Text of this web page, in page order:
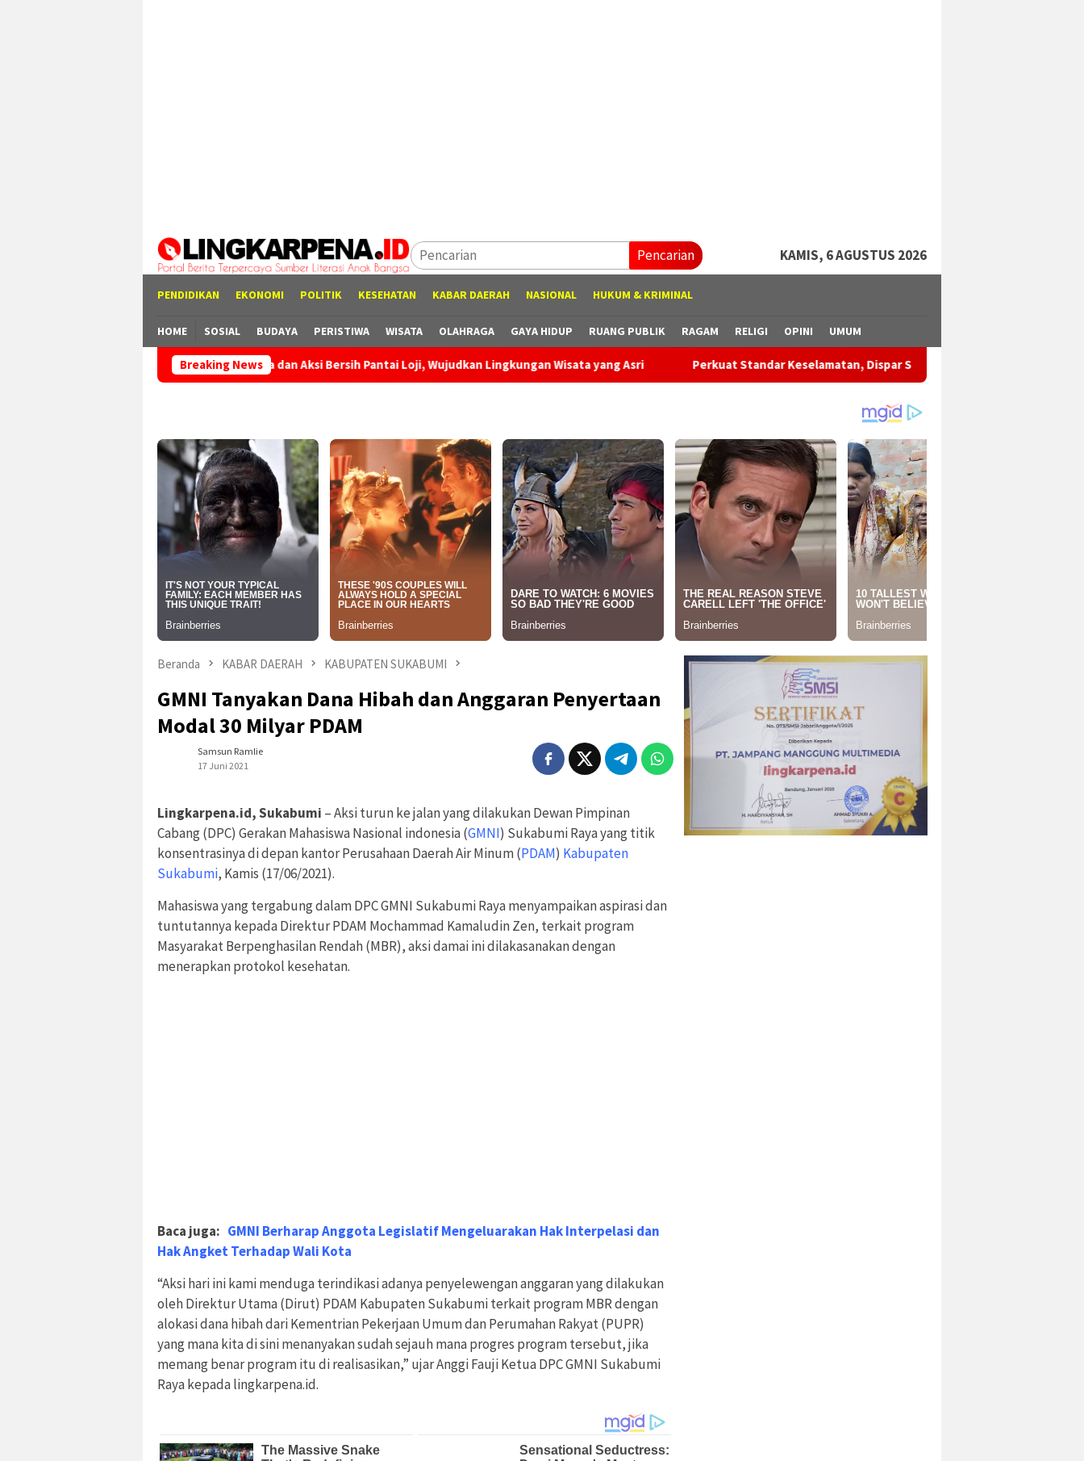
Pencarian KAMIS, 6 AGUSTUS 2026
PENDIDIKAN EKONOMI POLITIK KESEHATAN KABAR DAERAH NASIONAL HUKUM & KRIMINAL
HOME SOSIAL BUDAYA PERISTIWA WISATA OLAHRAGA GAYA HIDUP RUANG PUBLIK RAGAM RELIGI OPINI UMUM
Breaking News
Simpenan Padukan Olahraga dan Aksi Bersih Pantai Loji, Wujudkan Lingkungan Wisata yang Asri Perkuat Standar Keselamatan, Dispar Sukabumi Dorong SDM Pariwisata Semakin
Beranda KABAR DAERAH KABUPATEN SUKABUMI
GMNI Tanyakan Dana Hibah dan Anggaran Penyertaan
Modal 30 Milyar PDAM
Samsun Ramlie
17 Juni 2021
Lingkarpena.id, Sukabumi – Aksi turun ke jalan yang dilakukan Dewan Pimpinan
Cabang (DPC) Gerakan Mahasiswa Nasional indonesia (GMNI) Sukabumi Raya yang titik
konsentrasinya di depan kantor Perusahaan Daerah Air Minum (PDAM) Kabupaten
Sukabumi, Kamis (17/06/2021).
Mahasiswa yang tergabung dalam DPC GMNI Sukabumi Raya menyampaikan aspirasi dan
tuntutannya kepada Direktur PDAM Mochammad Kamaludin Zen, terkait program
Masyarakat Berpenghasilan Rendah (MBR), aksi damai ini dilakasanakan dengan
menerapkan protokol kesehatan.
Baca juga: GMNI Berharap Anggota Legislatif Mengeluarakan Hak Interpelasi dan
Hak Angket Terhadap Wali Kota
“Aksi hari ini kami menduga terindikasi adanya penyelewengan anggaran yang dilakukan
oleh Direktur Utama (Dirut) PDAM Kabupaten Sukabumi terkait program MBR dengan
alokasi dana hibah dari Kementrian Pekerjaan Umum dan Perumahan Rakyat (PUPR)
yang mana kita di sini menanyakan sudah sejauh mana progres program tersebut, jika
memang benar program itu di realisasikan,” ujar Anggi Fauji Ketua DPC GMNI Sukabumi
Raya kepada lingkarpena.id.